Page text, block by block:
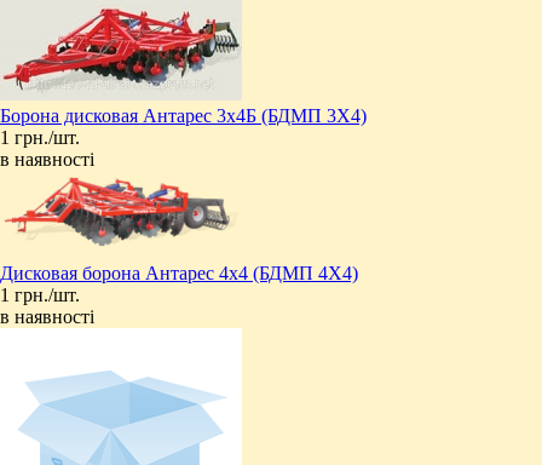
Борона дисковая Антарес 3х4Б (БДМП 3Х4)
1 грн./шт.
в наявності
Дисковая борона Антарес 4х4 (БДМП 4Х4)
1 грн./шт.
в наявності